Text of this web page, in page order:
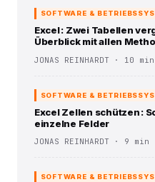
SOFTWARE &
Excel : Zwei Tabellen
Überblick mit allen
JONAS REINHARDT · 10 min
SOFTWARE &
Excel Zellen schützen :
einzelne Felder
JONAS REINHARDT · 9 min
SOFTWARE &